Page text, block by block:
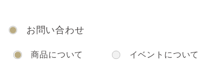
お問い合わせ
商品について イベントについて